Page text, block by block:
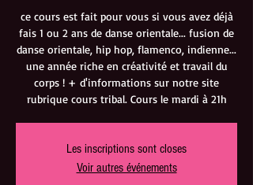
ce cours est fait pour vous si vous avez déjà
fais 1 ou 2 ans de danse orientale... fusion de
danse orientale, hip hop, flamenco, indienne...
une année riche en créativité et travail du
corps ! + d'informations sur notre site
rubrique cours tribal. Cours le mardi à 21h
Les inscriptions sont closes
Voir autres événements